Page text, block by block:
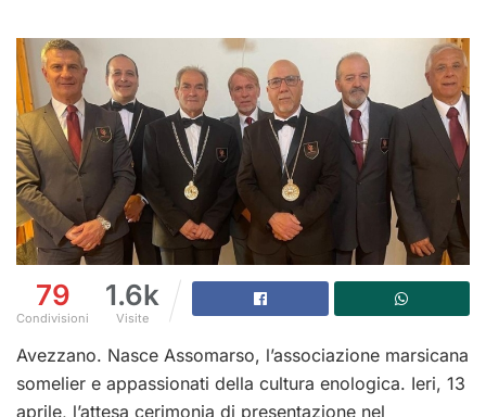
79
Condivisioni
1.6k
Visite
Avezzano. Nasce Assomarso, l’associazione marsicana
somelier e appassionati della cultura enologica. Ieri, 13
aprile, l’attesa cerimonia di presentazione nel